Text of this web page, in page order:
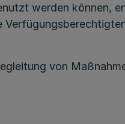
werden können,
von